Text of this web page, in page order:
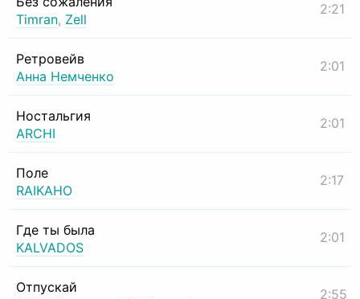
Timran, Zell
2:21
Ретровейв
Анна Немченко
2:01
Ностальгия
ARCHI
2:01
Поле
RAIKAHO
2:17
Где ты была
KALVADOS
2:01
Отпускай
2:55